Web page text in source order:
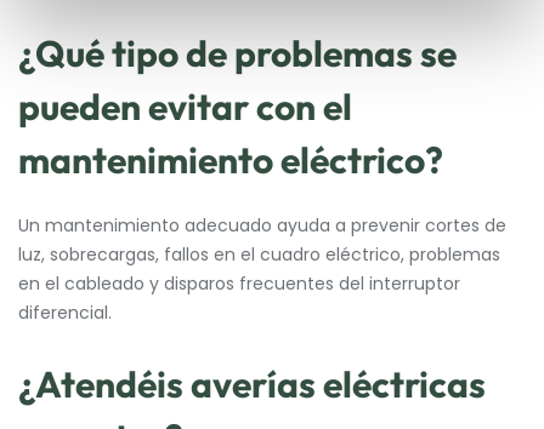
¿Qué tipo de problemas se
pueden evitar con el
mantenimiento eléctrico?
Un mantenimiento adecuado ayuda a prevenir cortes de
luz, sobrecargas, fallos en el cuadro eléctrico, problemas
en el cableado y disparos frecuentes del interruptor
diferencial.
¿Atendéis averías eléctricas